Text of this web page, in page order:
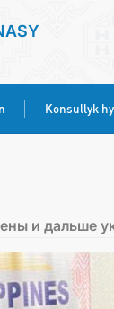
Konsullyk
и дальше